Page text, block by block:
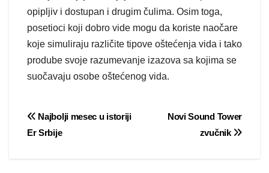
opipljiv i dostupan i drugim čulima. Osim toga,
posetioci koji dobro vide mogu da koriste naočare
koje simuliraju različite tipove oštećenja vida i tako
prodube svoje razumevanje izazova sa kojima se
suočavaju osobe oštećenog vida.
Post
navigation
Novi Sound Tower
zvučnik
Najbolji mesec u istoriji
Er Srbije